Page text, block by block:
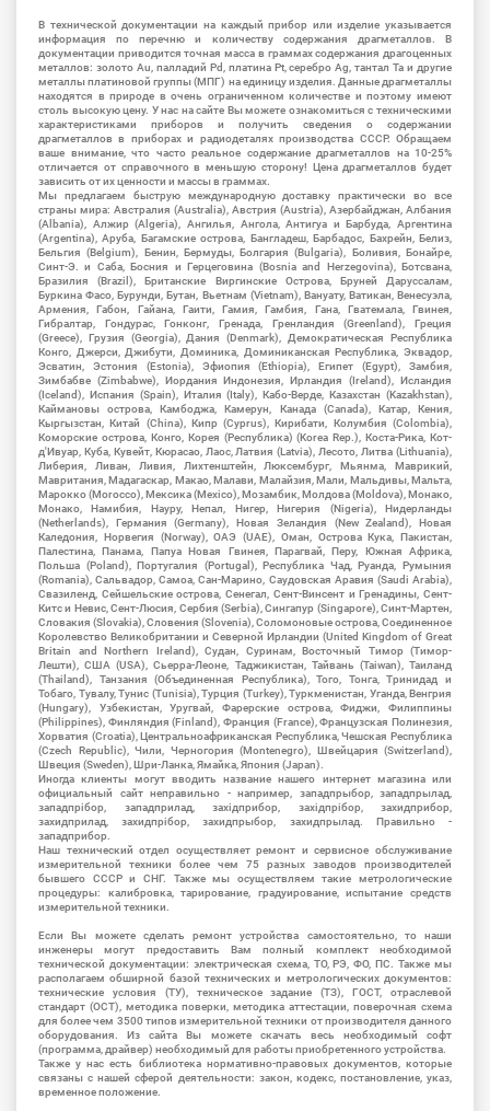
В технической документации на каждый прибор или изделие указывается
информация по перечню и количеству содержания драгметаллов. В
документации приводится точная масса в граммах содержания драгоценных
металлов: золото Au, палладий Pd, платина Pt, серебро Ag, тантал Ta и другие
металлы платиновой группы (МПГ) на единицу изделия. Данные драгметаллы
находятся в природе в очень ограниченном количестве и поэтому имеют
столь высокую цену. У нас на сайте Вы можете ознакомиться с техническими
характеристиками приборов и получить сведения о содержании
драгметаллов в приборах и радиодеталях производства СССР. Обращаем
ваше внимание, что часто реальное содержание драгметаллов на 10-25%
отличается от справочного в меньшую сторону! Цена драгметаллов будет
зависить от их ценности и массы в граммах.
Мы предлагаем быструю международную доставку практически во все
страны мира: Австралия (Australia), Австрия (Austria), Азербайджан, Албания
(Albania), Алжир (Algeria), Ангилья, Ангола, Антигуа и Барбуда, Аргентина
(Argentina), Аруба, Багамские острова, Бангладеш, Барбадос, Бахрейн, Белиз,
Бельгия (Belgium), Бенин, Бермуды, Болгария (Bulgaria), Боливия, Бонайре,
Синт-Э. и Саба, Босния и Герцеговина (Bosnia and Herzegovina), Ботсвана,
Бразилия (Brazil), Британские Виргинские Острова, Бруней Даруссалам,
Буркина Фасо, Бурунди, Бутан, Вьетнам (Vietnam), Вануату, Ватикан, Венесуэла,
Армения, Габон, Гайана, Гаити, Гамия, Гамбия, Гана, Гватемала, Гвинея,
Гибралтар, Гондурас, Гонконг, Гренада, Гренландия (Greenland), Греция
(Greece), Грузия (Georgia), Дания (Denmark), Демократическая Республика
Конго, Джерси, Джибути, Доминика, Доминиканская Республика, Эквадор,
Эсватин, Эстония (Estonia), Эфиопия (Ethiopia), Египет (Egypt), Замбия,
Зимбабве (Zimbabwe), Иордания Индонезия, Ирландия (Ireland), Исландия
(Iceland), Испания (Spain), Италия (Italy), Кабо-Верде, Казахстан (Kazakhstan),
Каймановы острова, Камбоджа, Камерун, Канада (Canada), Катар, Кения,
Кыргызстан, Китай (China), Кипр (Cyprus), Кирибати, Колумбия (Colombia),
Коморские острова, Конго, Корея (Республика) (Korea Rep.), Коста-Рика, Кот-
д'Ивуар, Куба, Кувейт, Кюрасао, Лаос, Латвия (Latvia), Лесото, Литва (Lithuania),
Либерия, Ливан, Ливия, Лихтенштейн, Люксембург, Мьянма, Маврикий,
Мавритания, Мадагаскар, Макао, Малави, Малайзия, Мали, Мальдивы, Мальта,
Марокко (Morocco), Мексика (Mexico), Мозамбик, Молдова (Moldova), Монако,
Монако, Намибия, Науру, Непал, Нигер, Нигерия (Nigeria), Нидерланды
(Netherlands), Германия (Germany), Новая Зеландия (New Zealand), Новая
Каледония, Норвегия (Norway), ОАЭ (UAE), Оман, Острова Кука, Пакистан,
Палестина, Панама, Папуа Новая Гвинея, Парагвай, Перу, Южная Африка,
Польша (Poland), Португалия (Portugal), Республика Чад, Руанда, Румыния
(Romania), Сальвадор, Самоа, Сан-Марино, Саудовская Аравия (Saudi Arabia),
Свазиленд, Сейшельские острова, Сенегал, Сент-Винсент и Гренадины, Сент-
Китс и Невис, Сент-Люсия, Сербия (Serbia), Сингапур (Singapore), Синт-Мартен,
Словакия (Slovakia), Словения (Slovenia), Соломоновые острова, Соединенное
Королевство Великобритании и Северной Ирландии (United Kingdom of Great
Britain and Northern Ireland), Судан, Суринам, Восточный Тимор (Тимор-
Лешти), США (USA), Сьерра-Леоне, Таджикистан, Тайвань (Taiwan), Таиланд
(Thailand), Танзания (Объединенная Республика), Того, Тонга, Тринидад и
Тобаго, Тувалу, Тунис (Tunisia), Турция (Turkey), Туркменистан, Уганда, Венгрия
(Hungary), Узбекистан, Уругвай, Фарерские острова, Фиджи, Филиппины
(Philippines), Финляндия (Finland), Франция (France), Французская Полинезия,
Хорватия (Croatia), Центральноафриканская Республика, Чешская Республика
(Czech Republic), Чили, Черногория (Montenegro), Швейцария (Switzerland),
Швеция (Sweden), Шри-Ланка, Ямайка, Япония (Japan).
Иногда клиенты могут вводить название нашего интернет магазина или
официальный сайт неправильно - например, западпрыбор, западпрылад,
западпрібор, западприлад, західприбор, західпрібор, захидприбор,
захидприлад, захидпрібор, захидпрыбор, захидпрылад. Правильно -
западприбор.
Наш технический отдел осуществляет ремонт и сервисное обслуживание
измерительной техники более чем 75 разных заводов производителей
бывшего СССР и СНГ. Также мы осуществляем такие метрологические
процедуры: калибровка, тарирование, градуирование, испытание средств
измерительной техники.
Если Вы можете сделать ремонт устройства самостоятельно, то наши
инженеры могут предоставить Вам полный комплект необходимой
технической документации: электрическая схема, ТО, РЭ, ФО, ПС. Также мы
располагаем обширной базой технических и метрологических документов:
технические условия (ТУ), техническое задание (ТЗ), ГОСТ, отраслевой
стандарт (ОСТ), методика поверки, методика аттестации, поверочная схема
для более чем 3500 типов измерительной техники от производителя данного
оборудования. Из сайта Вы можете скачать весь необходимый софт
(программа, драйвер) необходимый для работы приобретенного устройства.
Также у нас есть библиотека нормативно-правовых документов, которые
связаны с нашей сферой деятельности: закон, кодекс, постановление, указ,
временное положение.